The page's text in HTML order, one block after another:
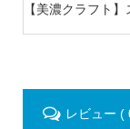
【美濃クラフト
レビュー (